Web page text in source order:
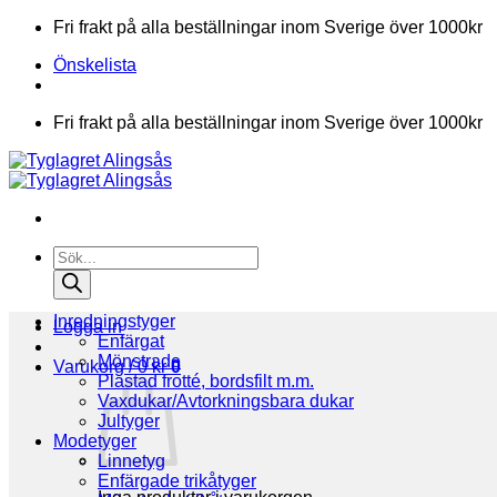
Skip
content
Fri frakt på alla beställningar inom Sverige över 1000kr
Önskelista
Fri frakt på alla beställningar inom Sverige över 1000kr
Products
search
Logga in
Varukorg /0kr 0
Inredningstyger
Enfärgat
Mönstrade
Plastad frotté, bordsfilt m.m.
Vaxdukar/Avtorkningsbara dukar
Jultyger
Modetyger
Linnetyg
Enfärgade trikåtyger